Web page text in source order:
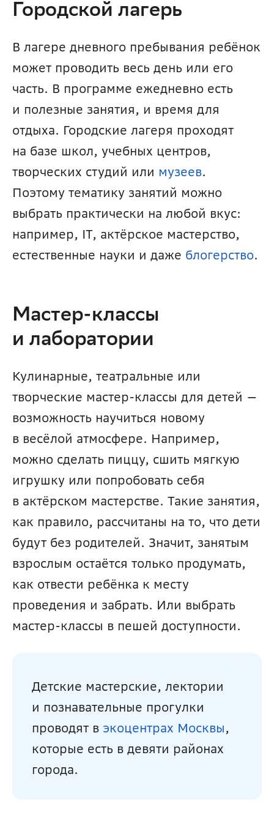
Городской лагерь
В лагере дневного пребывания ребёнок
может проводить весь день или его
часть. В программе ежедневно есть
и полезные занятия, и время для
отдыха. Городские лагеря проходят
на базе школ, учебных центров,
творческих студий или музеев.
Поэтому тематику занятий можно
выбрать практически на любой вкус:
например, IT, актёрское мастерство,
естественные науки и даже блогерство.
Мастер-классы
и лаборатории
Кулинарные, театральные или
творческие мастер-классы для детей —
возможность научиться новому
в весёлой атмосфере. Например,
можно сделать пиццу, сшить мягкую
игрушку или попробовать себя
в актёрском мастерстве. Такие занятия,
как правило, рассчитаны на то, что дети
будут без родителей. Значит, занятым
взрослым остаётся только продумать,
как отвести ребёнка к месту
проведения и забрать. Или выбрать
мастер-классы в пешей доступности.
Детские мастерские, лектории
и познавательные прогулки
проводят в экоцентрах Москвы,
которые есть в девяти районах
города.